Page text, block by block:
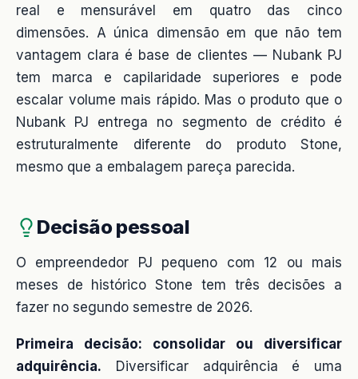
real e mensurável em quatro das cinco
dimensões. A única dimensão em que não tem
vantagem clara é base de clientes — Nubank PJ
tem marca e capilaridade superiores e pode
escalar volume mais rápido. Mas o produto que o
Nubank PJ entrega no segmento de crédito é
estruturalmente diferente do produto Stone,
mesmo que a embalagem pareça parecida.
Decisão pessoal
O empreendedor PJ pequeno com 12 ou mais
meses de histórico Stone tem três decisões a
fazer no segundo semestre de 2026.
Primeira decisão: consolidar ou diversificar
adquirência. Diversificar adquirência é uma